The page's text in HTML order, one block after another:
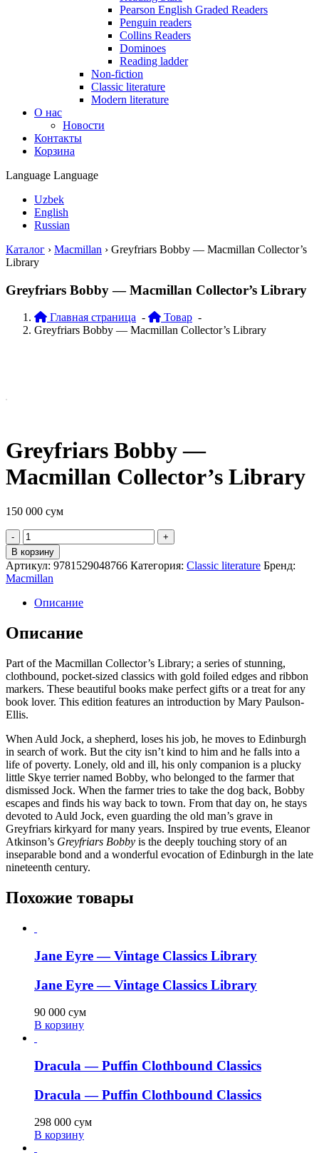
Pearson English Graded Readers
Penguin readers
Collins Readers
Dominoes
Reading ladder
Non-fiction
Classic literature
Modern literature
О нас
Новости
Контакты
Корзина
Language Language
Uzbek
English
Russian
Каталог › Macmillan › Greyfriars Bobby — Macmillan Collector’s
Library
Greyfriars Bobby — Macmillan Collector’s Library
Главная страница - Товар -
Greyfriars Bobby — Macmillan Collector’s Library
Greyfriars Bobby —
Macmillan Collector’s Library
150 000 сум
Quantity
В корзину
Артикул: 9781529048766 Категория: Classic literature Бренд:
Macmillan
Описание
Описание
Part of the Macmillan Collector’s Library; a series of stunning,
clothbound, pocket-sized classics with gold foiled edges and ribbon
markers. These beautiful books make perfect gifts or a treat for any
book lover. This edition features an introduction by Mary Paulson-
Ellis.
When Auld Jock, a shepherd, loses his job, he moves to Edinburgh
in search of work. But the city isn’t kind to him and he falls into a
life of poverty. Lonely, old and ill, his only companion is a plucky
little Skye terrier named Bobby, who belonged to the farmer that
dismissed Jock. When the farmer tries to take the dog back, Bobby
escapes and finds his way back to town. From that day on, he stays
devoted to Auld Jock, even guarding the old man’s grave in
Greyfriars kirkyard for many years. Inspired by true events, Eleanor
Atkinson’s Greyfriars Bobby is the deeply touching story of an
inseparable bond and a wonderful evocation of Edinburgh in the late
nineteenth century.
Похожие товары
Jane Eyre — Vintage Classics Library
Jane Eyre — Vintage Classics Library
90 000 сум
В корзину
Dracula — Puffin Clothbound Classics
Dracula — Puffin Clothbound Classics
298 000 сум
В корзину